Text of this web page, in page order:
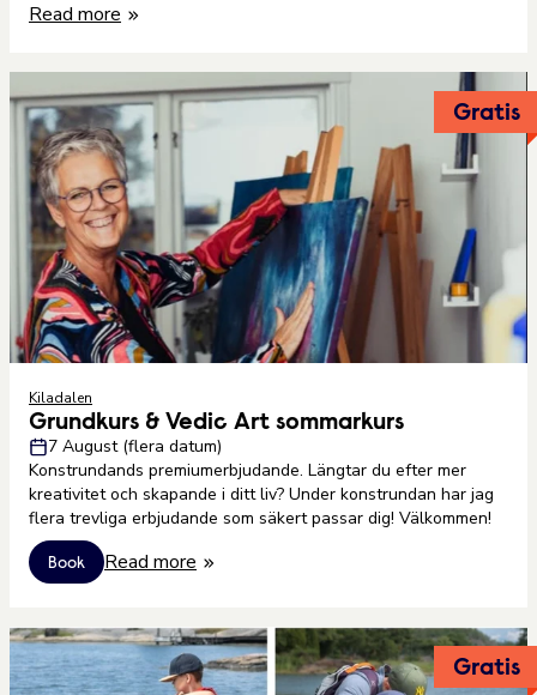
Read more
Gratis
Kiladalen
Grundkurs & Vedic Art sommarkurs
7 August (flera datum)
Konstrundands premiumerbjudande. Längtar du efter mer
kreativitet och skapande i ditt liv? Under konstrundan har jag
flera trevliga erbjudande som säkert passar dig! Välkommen!
Book Read more
Gratis